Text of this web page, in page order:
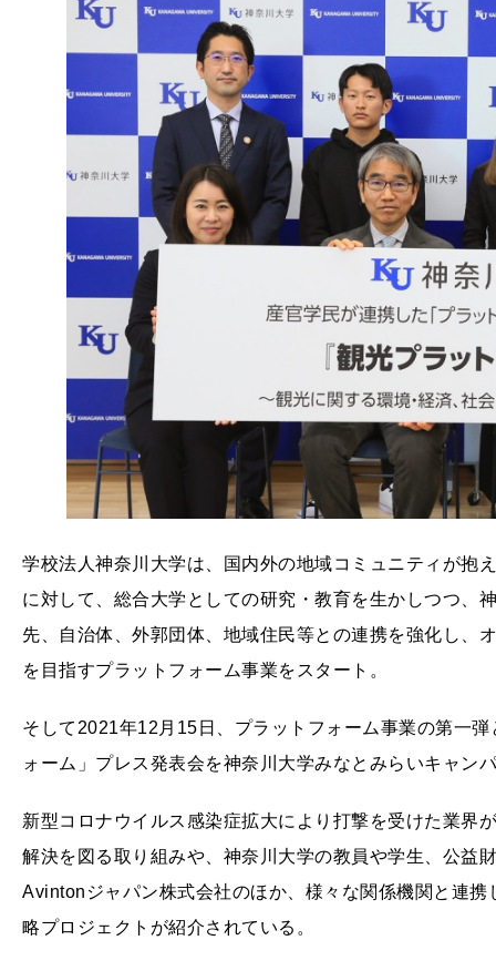
学校法人神奈川大学は、国内外の地域コミュニティが抱
に対して、総合大学としての研究・教育を生かしつつ、
先、自治体、外郭団体、地域住民等との連携を強化し、
を目指すプラットフォーム事業をスタート。
そして2021年12月15日、プラットフォーム事業の第一
ォーム」プレス発表会を神奈川大学みなとみらいキャン
新型コロナウイルス感染症拡大により打撃を受けた業界
解決を図る取り組みや、神奈川大学の教員や学生、公益
Avintonジャパン株式会社のほか、様々な関係機関と連
略プロジェクトが紹介されている。